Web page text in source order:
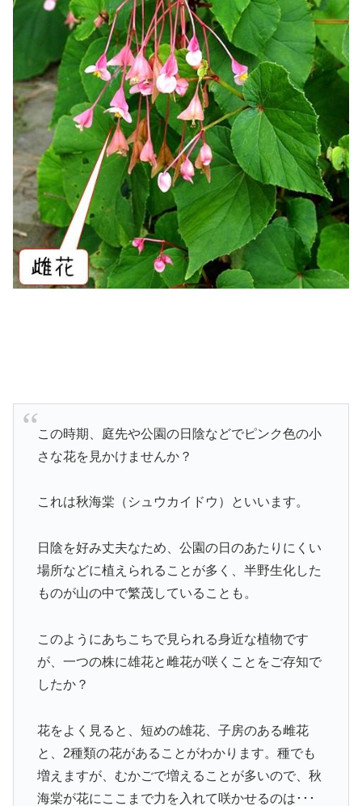
この時期、庭先や公園の日陰などでピンク色の小
さな花を見かけませんか？
これは秋海棠（シュウカイドウ）といいます。
日陰を好み丈夫なため、公園の日のあたりにくい
場所などに植えられることが多く、半野生化した
ものが山の中で繁茂していることも。
このようにあちこちで見られる身近な植物です
が、一つの株に雄花と雌花が咲くことをご存知で
したか？
花をよく見ると、短めの雄花、子房のある雌花
と、2種類の花があることがわかります。種でも
増えますが、むかごで増えることが多いので、秋
海棠が花にここまで力を入れて咲かせるのは･･･